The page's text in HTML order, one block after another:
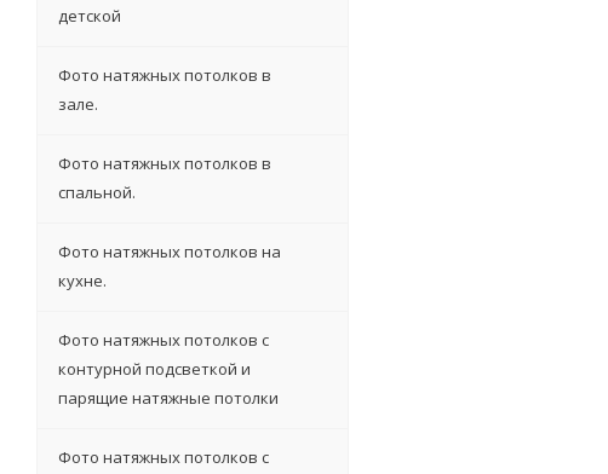
детской
Фото натяжных потолков в
зале.
Фото натяжных потолков в
спальной.
Фото натяжных потолков на
кухне.
Фото натяжных потолков с
контурной подсветкой и
парящие натяжные потолки
Фото натяжных потолков с